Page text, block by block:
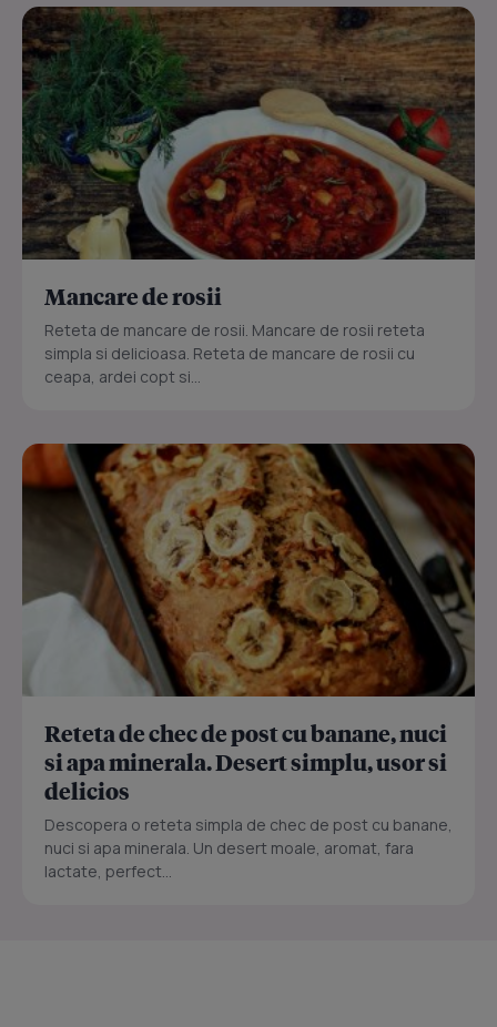
Mancare de rosii
Reteta de mancare de rosii. Mancare de rosii reteta
simpla si delicioasa. Reteta de mancare de rosii cu
ceapa, ardei copt si...
Reteta de chec de post cu banane, nuci
si apa minerala. Desert simplu, usor si
delicios
Descopera o reteta simpla de chec de post cu banane,
nuci si apa minerala. Un desert moale, aromat, fara
lactate, perfect...